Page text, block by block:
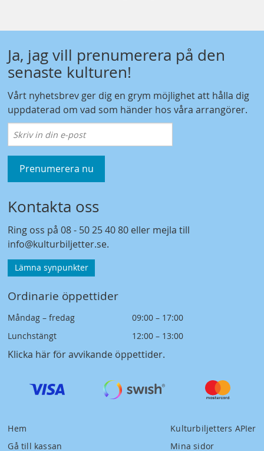
Ja, jag vill prenumerera på den
senaste kulturen!
Vårt nyhetsbrev ger dig en grym möjlighet att hålla dig
uppdaterad om vad som händer hos våra arrangörer.
Prenumerera nu
Kontakta oss
Ring oss på08 - 50 25 40 80 eller mejla till
info@kulturbiljetter.se.
Lämna synpunkter
Ordinarie öppettider
Måndag – fredag
09:00 – 17:00
Lunchstängt
12:00 – 13:00
Klicka här för avvikande öppettider.
Hem
Gå till kassan
Kulturbiljetters APIer
Mina sidor